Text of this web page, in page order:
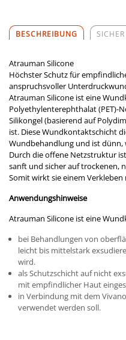
BESCHREIBUNG
Atrauman Silicone
Höchster Schutz für
anspruchsvoller
Atrauman Silicone ist eine
Polyethylenterephthalat (PET)-
Silikongel (basierend auf
ist. Diese Wundkontaktschicht
Wundbehandlung und ist dünn,
Durch die offene Netzstruktur
sanft und sicher auf trockenen,
Somit wirkt sie einem
Anwendungshinweise
Atrauman Silicone ist eine
bei Behandlungen von
leicht bis mittelstark
wird.
als Schutzschicht auf nicht
mit empfindlicher Haut
in Verbindung mit dem
verwendet werden soll.